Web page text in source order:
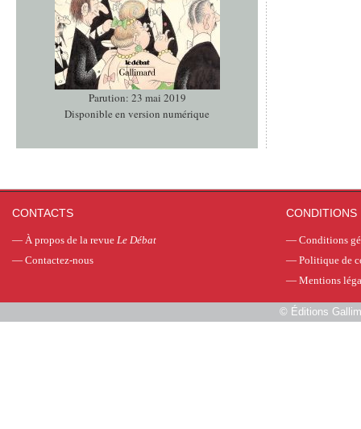
Parution: 23 mai 2019
Disponible en version numérique
CONTACTS
— À propos de la revue Le Débat
— Contactez-nous
CONDITIONS
— Conditions
— Politique de
— Mentions
© Éditions